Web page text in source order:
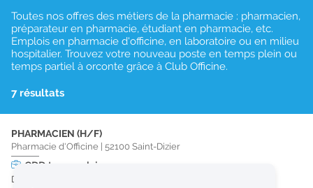
Toutes nos offres des métiers de la pharmacie : pharmacien,
préparateur en pharmacie, étudiant en pharmacie, etc.
Emplois en pharmacie d'officine, en laboratoire ou en milieu
hospitalier. Trouvez votre nouveau poste en temps plein ou
temps partiel à orconte grâce à Club Officine.
7 résultats
PHARMACIEN (H/F)
Pharmacie d'Officine 52100 Saint-Dizier
CDD temps plein
Du 31/08/26 au 30/01/27